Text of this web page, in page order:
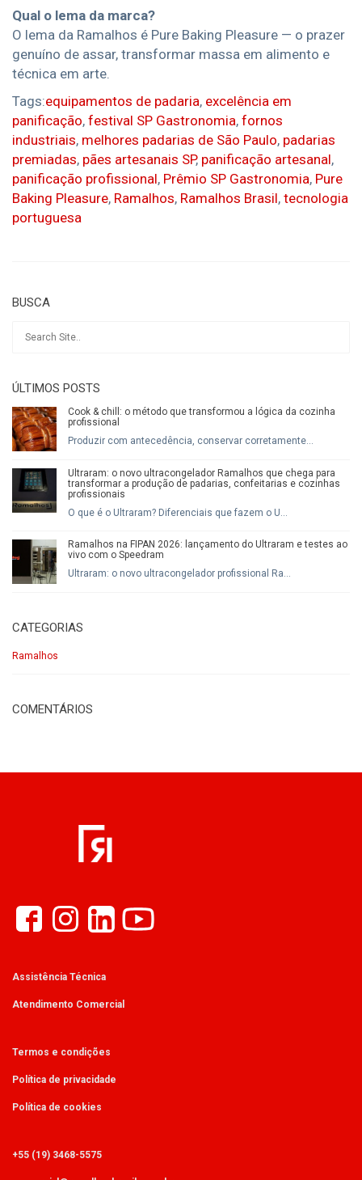
Qual o lema da marca?
O lema da Ramalhos é Pure Baking Pleasure — o prazer
genuíno de assar, transformar massa em alimento e
técnica em arte.
Tags:equipamentos de padaria, excelência em
panificação, festival SP Gastronomia, fornos
industriais, melhores padarias de São Paulo, padarias
premiadas, pães artesanais SP, panificação artesanal,
panificação profissional, Prêmio SP Gastronomia, Pure
Baking Pleasure, Ramalhos, Ramalhos Brasil, tecnologia
portuguesa
BUSCA
ÚLTIMOS POSTS
Cook & chill: o método que transformou a lógica da cozinha
profissional
Produzir com antecedência, conservar corretamente...
Ultraram: o novo ultracongelador Ramalhos que chega para
transformar a produção de padarias, confeitarias e cozinhas
profissionais
O que é o Ultraram? Diferenciais que fazem o U...
Ramalhos na FIPAN 2026: lançamento do Ultraram e testes ao
vivo com o Speedram
Ultraram: o novo ultracongelador profissional Ra...
CATEGORIAS
Ramalhos
COMENTÁRIOS
Assistência Técnica
Atendimento Comercial
Termos e condições
Política de privacidade
Política de cookies
+55 (19) 3468-5575